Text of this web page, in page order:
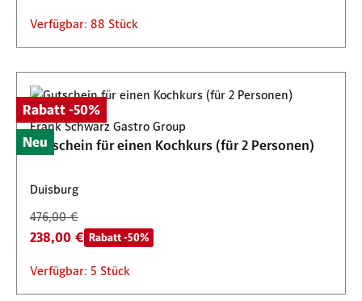
Verfügbar: 88 Stück
Rabatt -50%
Neu
Frank Schwarz Gastro Group
Gutschein für einen Kochkurs (für 2 Personen)
Duisburg
476,00 €
238,00 € Rabatt -50%
Verfügbar: 5 Stück